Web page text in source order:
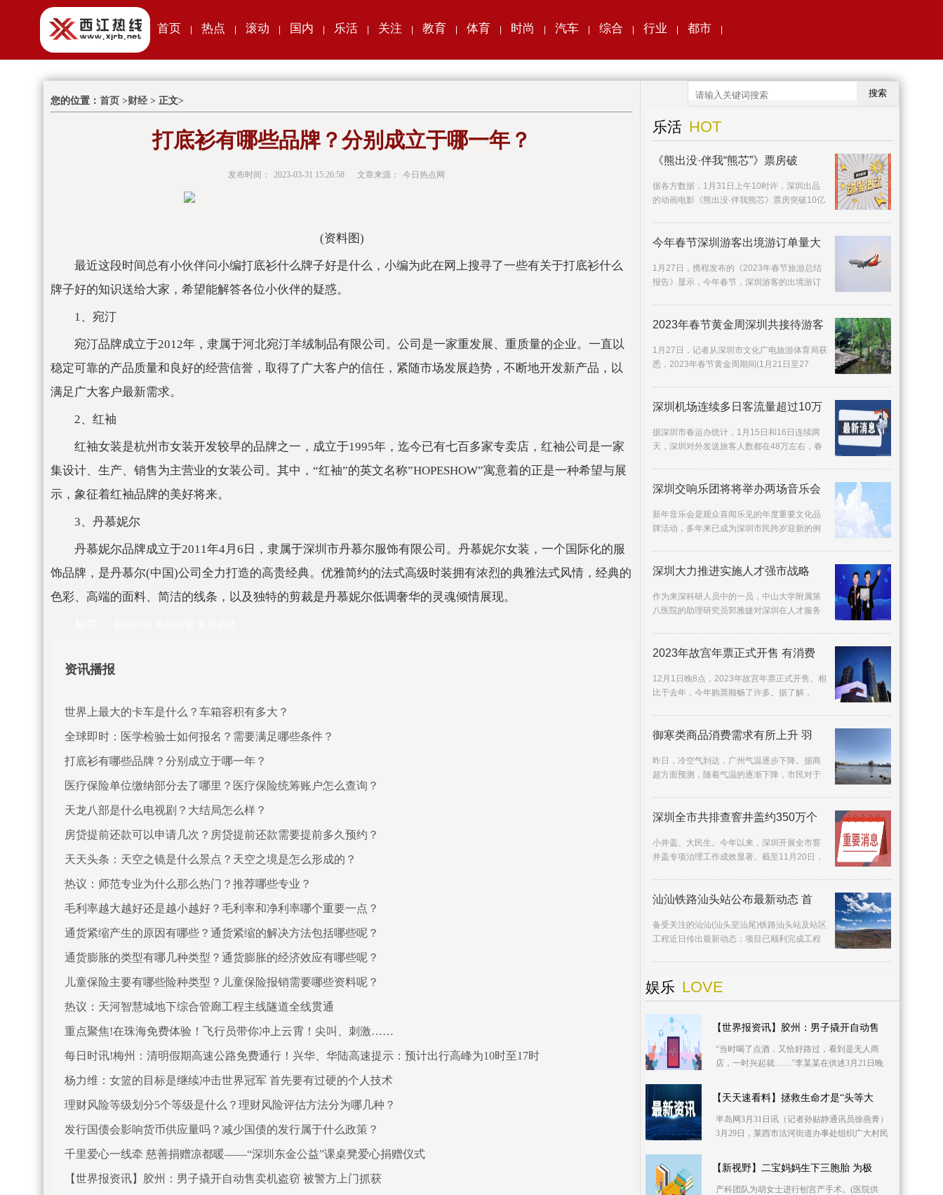
首页 热点 滚动 国内 乐活 关注 教育 体育 时尚 汽车 综合 行业 都市
您的位置： 首页 >财经> 正文>
打底衫有哪些品牌？分别成立于哪一年？
发布时间： 2023-03-31 15:26:58 文章来源： 今日热点网
(资料图)
最近这段时间总有小伙伴问小编打底衫什么牌子好是什么，小编为此在网上搜寻了一些有关于打底衫什么
牌子好的知识送给大家，希望能解答各位小伙伴的疑惑。
1、宛汀
宛汀品牌成立于2012年，隶属于河北宛汀羊绒制品有限公司。公司是一家重发展、重质量的企业。一直以
稳定可靠的产品质量和良好的经营信誉，取得了广大客户的信任，紧随市场发展趋势，不断地开发新产品，以
满足广大客户最新需求。
2、红袖
红袖女装是杭州市女装开发较早的品牌之一，成立于1995年，迄今已有七百多家专卖店，红袖公司是一家
集设计、生产、销售为主营业的女装公司。其中，“红袖”的英文名称”HOPESHOW”寓意着的正是一种希望与展
示，象征着红袖品牌的美好将来。
3、丹慕妮尔
丹慕妮尔品牌成立于2011年4月6日，隶属于深圳市丹慕尔服饰有限公司。丹慕妮尔女装，一个国际化的服
饰品牌，是丹慕尔(中国)公司全力打造的高贵经典。优雅简约的法式高级时装拥有浓烈的典雅法式风情，经典的
色彩、高端的面料、简洁的线条，以及独特的剪裁是丹慕妮尔低调奢华的灵魂倾情展现。
资讯播报
世界上最大的卡车是什么？车箱容积有多大？
全球即时：医学检验士如何报名？需要满足哪些条件？
打底衫有哪些品牌？分别成立于哪一年？
医疗保险单位缴纳部分去了哪里？医疗保险统筹账户怎么查询？
天龙八部是什么电视剧？大结局怎么样？
房贷提前还款可以申请几次？房贷提前还款需要提前多久预约？
天天头条：天空之镜是什么景点？天空之境是怎么形成的？
热议：师范专业为什么那么热门？推荐哪些专业？
毛利率越大越好还是越小越好？毛利率和净利率哪个重要一点？
通货紧缩产生的原因有哪些？通货紧缩的解决方法包括哪些呢？
通货膨胀的类型有哪几种类型？通货膨胀的经济效应有哪些呢？
儿童保险主要有哪些险种类型？儿童保险报销需要哪些资料呢？
热议：天河智慧城地下综合管廊工程主线隧道全线贯通
重点聚焦!在珠海免费体验！飞行员带你冲上云霄！尖叫、刺激……
每日时讯!梅州：清明假期高速公路免费通行！兴华、华陆高速提示：预计出行高峰为10时至17时
杨力维：女篮的目标是继续冲击世界冠军 首先要有过硬的个人技术
理财风险等级划分5个等级是什么？理财风险评估方法分为哪几种？
发行国债会影响货币供应量吗？减少国债的发行属于什么政策？
千里爱心一线牵 慈善捐赠凉都暖——“深圳东金公益”课桌凳爱心捐赠仪式
【世界报资讯】胶州：男子撬开自动售卖机盗窃 被警方上门抓获
搜索
乐活 HOT
《熊出没·伴我“熊芯”》票房破
据各方数据，1月31日上午10时许，深圳出品
的动画电影《熊出没·伴我熊芯》票房突破10亿
今年春节深圳游客出境游订单量大
1月27日，携程发布的《2023年春节旅游总结
报告》显示，今年春节，深圳游客的出境游订
2023年春节黄金周深圳共接待游客
1月27日，记者从深圳市文化广电旅游体育局获
悉，2023年春节黄金周期间(1月21日至27
深圳机场连续多日客流量超过10万
据深圳市春运办统计，1月15日和16日连续两
天，深圳对外发送旅客人数都在48万左右，春
深圳交响乐团将将举办两场音乐会
新年音乐会是观众喜闻乐见的年度重要文化品
牌活动，多年来已成为深圳市民跨岁迎新的例
深圳大力推进实施人才强市战略
作为来深科研人员中的一员，中山大学附属第
八医院的助理研究员郭雅婕对深圳在人才服务
2023年故宫年票正式开售 有消费
12月1日晚8点，2023年故宫年票正式开售。相
比于去年，今年购票顺畅了许多。据了解，
御寒类商品消费需求有所上升 羽
昨日，冷空气到达，广州气温逐步下降。据商
超方面预测，随着气温的逐渐下降，市民对于
深圳全市共排查窨井盖约350万个
小井盖、大民生。今年以来，深圳开展全市窨
井盖专项治理工作成效显著。截至11月20日，
汕汕铁路汕头站公布最新动态 首
备受关注的汕汕(汕头至汕尾)铁路汕头站及站区
工程近日传出最新动态：项目已顺利完成工程
娱乐 LOVE
【世界报资讯】胶州：男子撬开自动售
“当时喝了点酒，又恰好路过，看到是无人商
店，一时兴起就……”李某某在供述3月21日晚
时，后悔不已
【天天速看料】拯救生命才是“头等大
半岛网3月31日讯（记者孙贴静通讯员徐燕青）
3月29日，莱西市沽河街道办事处组织广大村民
活动，其中
【新视野】二宝妈妈生下三胞胎 为极
产科团队为胡女士进行刨宫产手术。(医院供